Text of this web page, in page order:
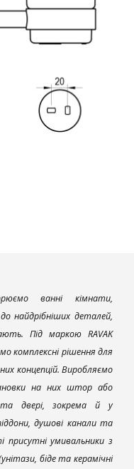
ванні кімнати,
найдрібніших деталей,
Під маркою RAVAK
комплексні рішення для
концепцій. Виробляємо
на них штор або
двері, зокрема й у
душові канали та
умивальники з
біде та керамічні